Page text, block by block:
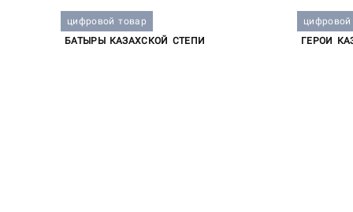
цифровой товар
БАТЫРЫ КАЗАХСКОЙ СТЕПИ
цифровой
ГЕРОИ